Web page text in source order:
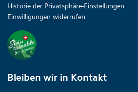
Historie der Privatsphäre-Einstellungen
Einwilligungen widerrufen
Bleiben wir in Kontakt